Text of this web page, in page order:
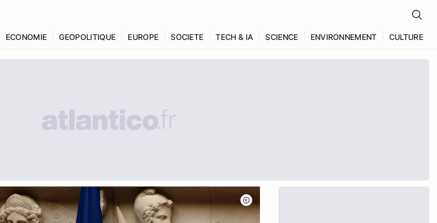
ECONOMIE GEOPOLITIQUE EUROPE SOCIETE TECH & IA SCIENCE ENVIRONNEMENT CULTURE